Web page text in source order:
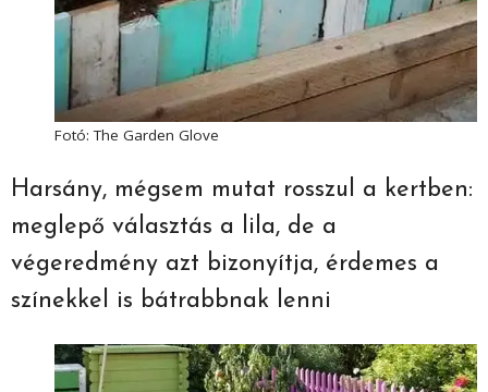
Fotó: The Garden Glove
Harsány, mégsem mutat rosszul a kertben:
meglepő választás a lila, de a
végeredmény azt bizonyítja, érdemes a
színekkel is bátrabbnak lenni